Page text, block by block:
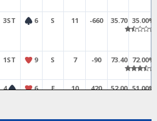
3ST 6 S 11 -660 35.70 35.00%
1ST 9 S 7 -90 73.40 72.00%
4 6 E 10 420 52.00 51.00%